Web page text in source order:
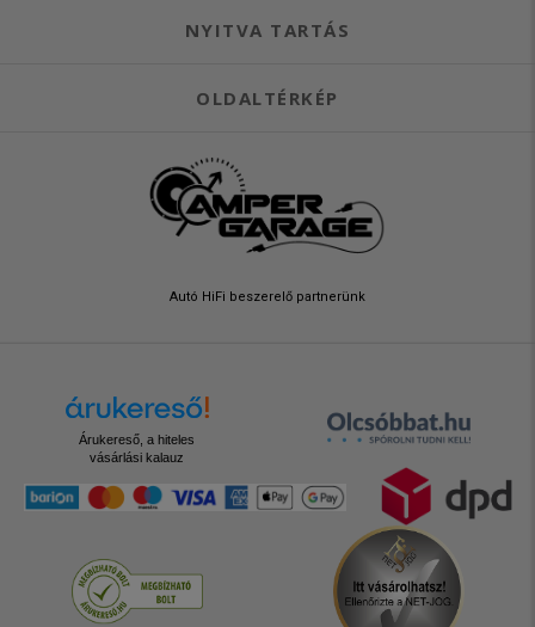
NYITVA TARTÁS
OLDALTÉRKÉP
Autó HiFi beszerelő partnerünk
Árukereső, a hiteles
vásárlási kalauz